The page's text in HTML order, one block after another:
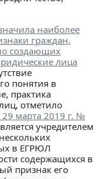
наиболее
граждан,
создающих
лица
понятия в
практика
отметило
марта 2019 г. №
учредителем
в ЕГРЮЛ
содержащихся в
признак его